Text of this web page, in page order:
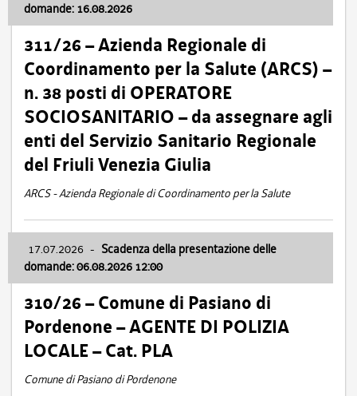
domande: 16.08.2026
311/26 – Azienda Regionale di
Coordinamento per la Salute (ARCS) –
n. 38 posti di OPERATORE
SOCIOSANITARIO – da assegnare agli
enti del Servizio Sanitario Regionale
del Friuli Venezia Giulia
ARCS - Azienda Regionale di Coordinamento per la Salute
17.07.2026 - Scadenza della presentazione delle
domande: 06.08.2026 12:00
310/26 – Comune di Pasiano di
Pordenone – AGENTE DI POLIZIA
LOCALE – Cat. PLA
Comune di Pasiano di Pordenone